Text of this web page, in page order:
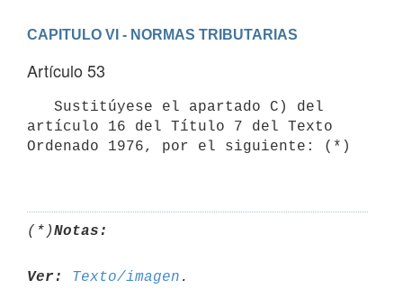
CAPITULO VI - NORMAS TRIBUTARIAS
Artículo 53
artículo 16 del Título 7 del Texto
Ordenado 1976, por el siguiente: (*)
(*)Notas:
Ver: Texto/imagen